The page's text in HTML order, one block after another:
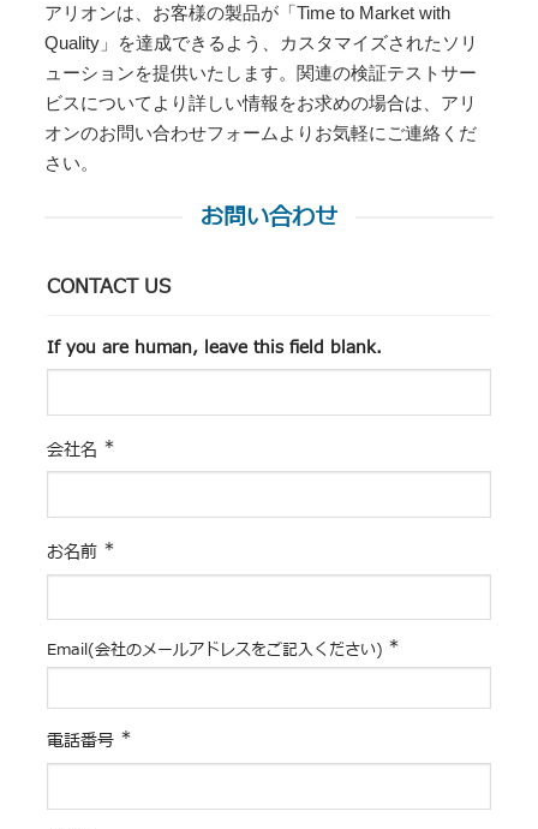
アリオンは、お客様の製品が「Time to Market with
Quality」を達成できるよう、カスタマイズされたソリ
ューションを提供いたします。関連の検証テストサー
ビスについてより詳しい情報をお求めの場合は、アリ
オンのお問い合わせフォームよりお気軽にご連絡くだ
さい。
お問い合わせ
CONTACT US
If you are human, leave this field blank.
会社名 *
お名前 *
Email(会社のメールアドレスをご記入ください) *
電話番号 *